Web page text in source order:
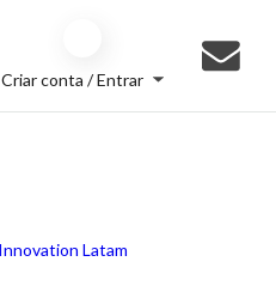
Criar conta / Entrar